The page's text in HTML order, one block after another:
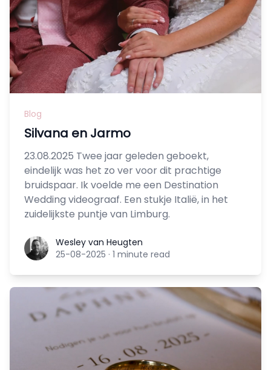
Blog
Silvana en Jarmo
23.08.2025 Twee jaar geleden geboekt,
eindelijk was het zo ver voor dit prachtige
bruidspaar. Ik voelde me een Destination
Wedding videograaf. Een stukje Italië, in het
zuidelijkste puntje van Limburg.
Wesley van Heugten
Wesley van Heugten
25-08-2025 · 1 minute read